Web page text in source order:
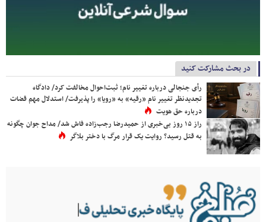
در بحث مشارکت کنید
رأی جنجالی درباره تغییر نام؛ ثبت‌احوال مخالفت کرد/ دادگاه
تجدیدنظر تغییر نام «رقیه» به «رویا» را پذیرفت/ استدلال مهم قضات
درباره حق هویت
راز ۱۵ روز بی‌خبری از حمیدرضا رجب‌زاده فاش شد/ مداح جوان چگونه
به قتل رسید؟ روایت یک قرار مرگ با دختر بلاگر